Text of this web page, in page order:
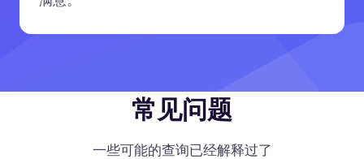
常见问题
一些可能的查询已经解释过了